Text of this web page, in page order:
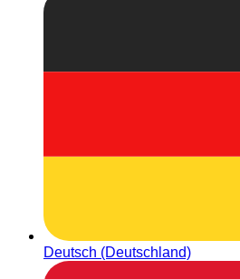
Deutsch (Deutschland)